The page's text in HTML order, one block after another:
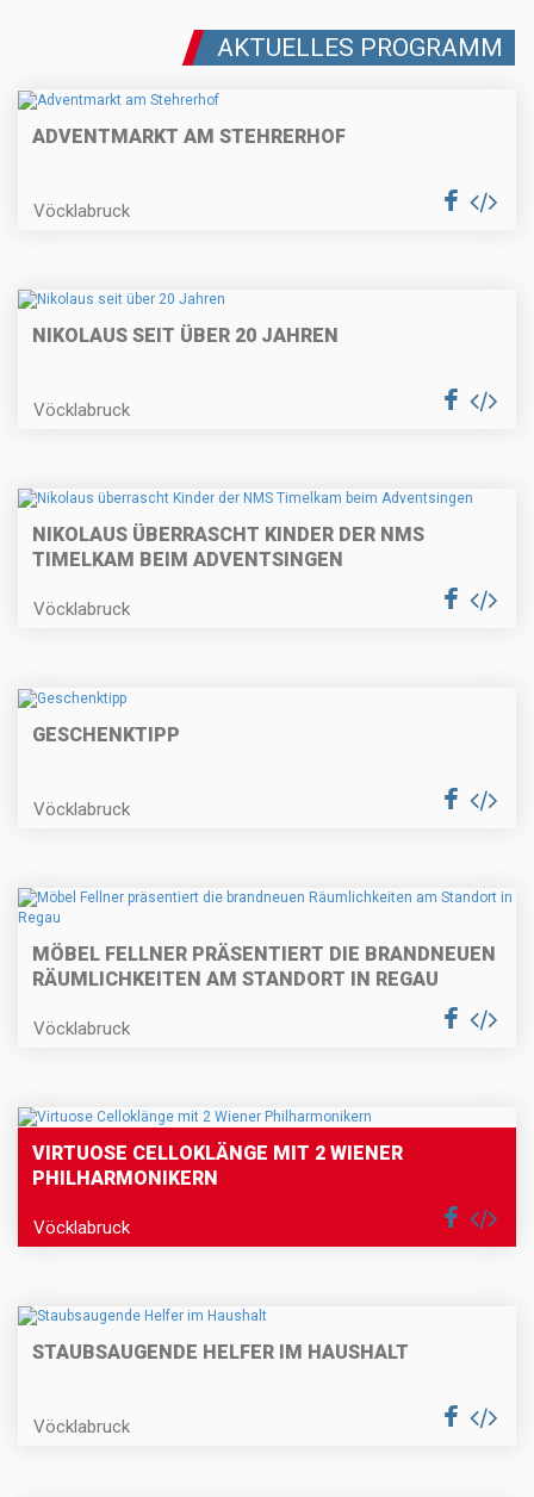
AKTUELLES PROGRAMM
ADVENTMARKT AM STEHRERHOF
Vöcklabruck
NIKOLAUS SEIT ÜBER 20 JAHREN
Vöcklabruck
NIKOLAUS ÜBERRASCHT KINDER DER NMS
TIMELKAM BEIM ADVENTSINGEN
Vöcklabruck
GESCHENKTIPP
Vöcklabruck
MÖBEL FELLNER PRÄSENTIERT DIE BRANDNEUEN
RÄUMLICHKEITEN AM STANDORT IN REGAU
Vöcklabruck
VIRTUOSE CELLOKLÄNGE MIT 2 WIENER
PHILHARMONIKERN
Vöcklabruck
STAUBSAUGENDE HELFER IM HAUSHALT
Vöcklabruck